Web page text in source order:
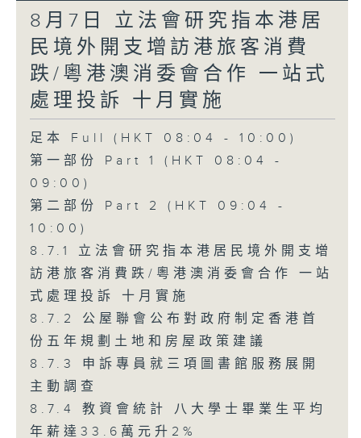
8月7日 立法會研究指本港居
民境外開支增訪港旅客消費
跌/粵港澳消委會合作 一站式
處理投訴 十月實施
足本 Full (HKT 08:04 - 10:00)
第一部份 Part 1 (HKT 08:04 -
09:00)
第二部份 Part 2 (HKT 09:04 -
10:00)
8.7.1 立法會研究指本港居民境外開支增
訪港旅客消費跌/粵港澳消委會合作 一站
式處理投訴 十月實施
8.7.2 公屋聯會公布對政府制定香港首
份五年規劃土地和房屋政策建議
8.7.3 申訴專員就三項圖書館服務展開
主動調查
8.7.4 教資會統計 八大學士畢業生平均
年薪達33.6萬元升2%